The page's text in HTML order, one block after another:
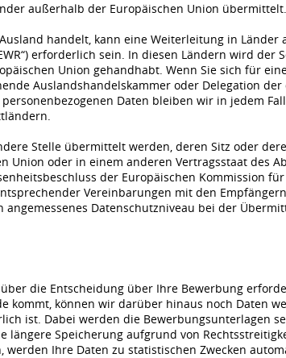
außerhalb der Europäischen Union übermittelt.
handelt, kann eine Weiterleitung in Länder
erforderlich sein. In diesen Ländern wird der
Union gehandhabt. Wenn Sie sich für
Auslandshandelskammer oder Delegation
Daten bleiben wir in jedem
Stelle übermittelt werden, deren Sitz oder
oder in einem anderen Vertragsstaat des
der Europäischen Kommission
Vereinbarungen mit den
Datenschutzniveau bei der
die Entscheidung über Ihre Bewerbung
kommt, können wir darüber hinaus noch Daten
ist. Dabei werden die Bewerbungsunterlagen
längere Speicherung aufgrund von
Ihre Daten zu statistischen Zwecken